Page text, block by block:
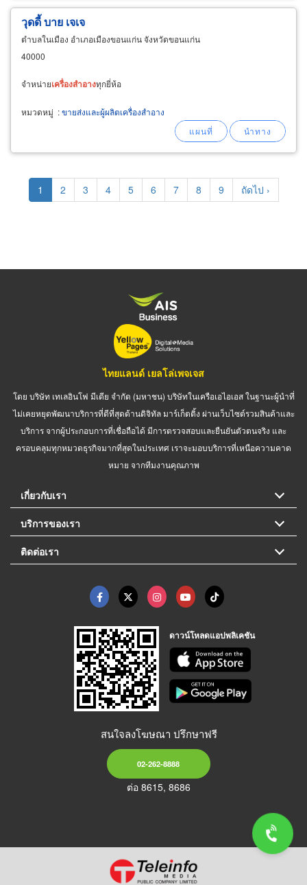
วุดดี้ บาย เจเจ
ตำบลในเมือง อำเภอเมืองขอนแก่น จังหวัดขอนแก่น
40000
จำหน่ายเครื่องสำอางทุกยี่ห้อ
หมวดหมู่ :ขายส่งและผู้ผลิตเครื่องสำอาง
Pagination
Current
page
1 Page
2 Page
3 Page
4 Page
5 Page
6 Page
7 Page
8 Page
9
Next
page
ถัดไป ›
ไทยแลนด์ เยลโล่เพจเจส
โดย บริษัท เทเลอินโฟ มีเดีย จำกัด (มหาชน) บริษัทในเครือเอไอเอส ในฐานะผู้นำที่
ไม่เคยหยุดพัฒนาบริการที่ดีที่สุดด้านดิจิทัล มาร์เก็ตติ้ง ผ่านเว็บไซต์รวมสินค้าและ
บริการ จากผู้ประกอบการที่เชื่อถือได้ มีการตรวจสอบและยืนยันตัวตนจริง และ
ครอบคลุมทุกหมวดธุรกิจมากที่สุดในประเทศ เราจะมอบบริการที่เหนือความคาด
หมาย จากทีมงานคุณภาพ
เกี่ยวกับเรา
บริการของเรา
ติดต่อเรา
ดาวน์โหลดแอปพลิเคชัน
สนใจลงโฆษณา ปรึกษาฟรี
02-262-8888
ต่อ 8615, 8686